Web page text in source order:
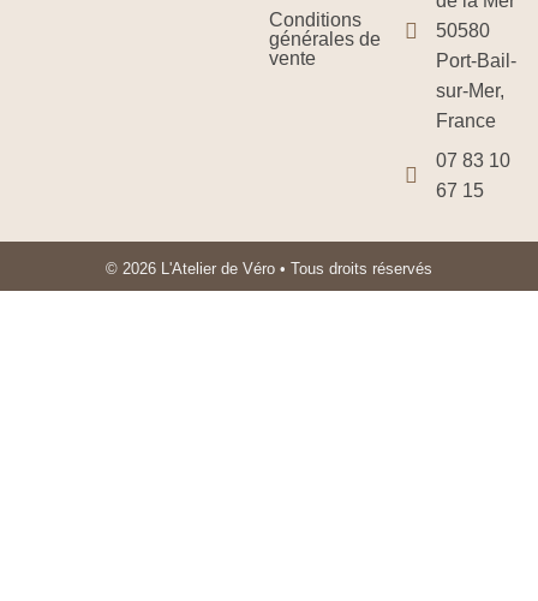
Conditions
générales de
vente
50580
Port-Bail-
sur-Mer,
France
07 83 10
67 15
© 2026 L'Atelier de Véro • Tous droits réservés